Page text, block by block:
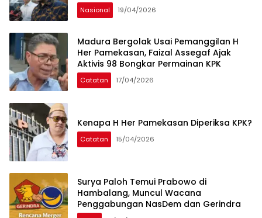
Nasional 19/04/2026
Madura Bergolak Usai Pemanggilan H
Her Pamekasan, Faizal Assegaf Ajak
Aktivis 98 Bongkar Permainan KPK
Catatan 17/04/2026
Kenapa H Her Pamekasan Diperiksa KPK?
Catatan 15/04/2026
Surya Paloh Temui Prabowo di
Hambalang, Muncul Wacana
Penggabungan NasDem dan Gerindra